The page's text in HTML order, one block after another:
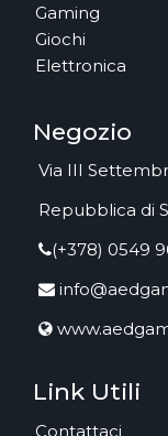
Gaming
Giochi
Elettronica
Negozio
Via III
Repubblica di
(+378) 0549
Link Utili
Contattaci